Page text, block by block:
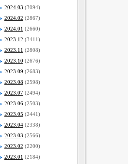
2024.03 (3094)
2024.02 (2867)
2024.01 (2660)
2023.12 (3411)
2023.11 (2808)
2023.10 (2676)
2023.09 (2683)
2023.08 (2598)
2023.07 (2494)
2023.06 (2503)
2023.05 (2441)
2023.04 (2338)
2023.03 (2566)
2023.02 (2200)
2023.01 (2184)